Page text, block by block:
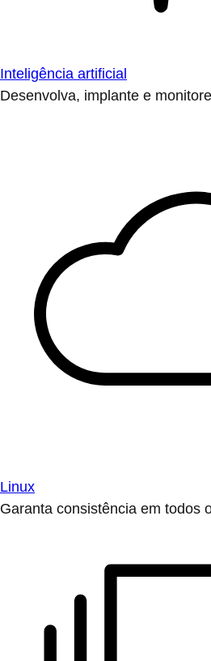
Inteligência artificial
Desenvolva, implante e
Linux
Garanta consistência em todos